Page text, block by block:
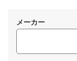
メーカー